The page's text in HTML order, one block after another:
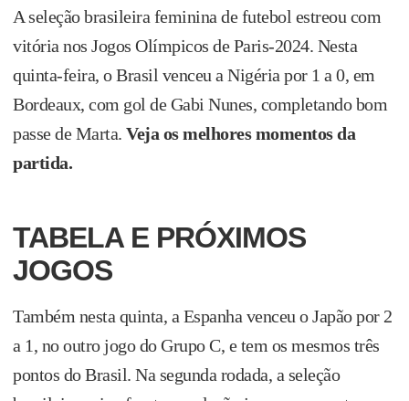
A seleção brasileira feminina de futebol estreou com
vitória nos Jogos Olímpicos de Paris-2024. Nesta
quinta-feira, o Brasil venceu a Nigéria por 1 a 0, em
Bordeaux, com gol de Gabi Nunes, completando bom
passe de Marta. Veja os melhores momentos da
partida.
TABELA E PRÓXIMOS
JOGOS
Também nesta quinta, a Espanha venceu o Japão por 2
a 1, no outro jogo do Grupo C, e tem os mesmos três
pontos do Brasil. Na segunda rodada, a seleção